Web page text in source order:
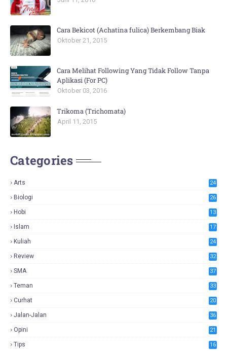
Cara Bekicot (Achatina fulica) Berkembang Biak
Oktober 21, 2015
Cara Melihat Following Yang Tidak Follow Tanpa
Aplikasi (For PC)
Oktober 03, 2016
Trikoma (Trichomata)
April 11, 2015
Categories
Arts 24
Biologi 26
Hobi 13
Islam 17
Kuliah 24
Review 32
SMA 37
Teman 33
Curhat 20
Jalan-Jalan 36
Opini 21
Tips 16